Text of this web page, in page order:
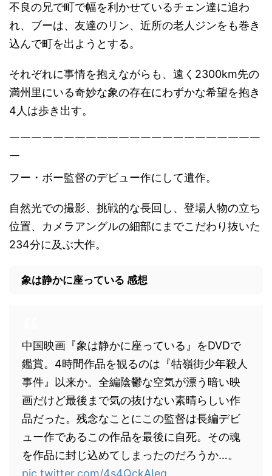
不良の兄で町で幅を利かせているチェン達に追わ
れ、ブーは、友達のリン、近所の老人ジンをも巻き
込んで町を出ようとする。
それぞれに事情を抱えながらも、遠く2300km先の
満州里にいる奇妙な象の存在にわずかな希望を抱き
4人は歩き出す。
￣￣￣￣￣￣￣￣￣￣￣￣￣￣￣￣￣￣￣￣￣￣￣
￣
フー・ボー監督のデビュー作にして遺作。
自然光での撮影、挑戦的な長回し、登場人物の立ち
位置、カメラアングルの細部にまでこだわり抜いた
234分に及ぶ大作。
象は静かに座っている 感想
中国映画『象は静かに座っている』をDVDで
鑑賞。4時間作品を観るのは『牯嶺街少年殺人
事件』以来か。全編陰鬱な空気が漂う暗い映
画だけど最後まで気の抜けない素晴らしい作
品だった。残念なことにこの監督は長編デビ
ュー作であるこの作品を最後に自死。その魂
を作品に封じ込めてしまったのだろうか…。
pic.twitter.com/4s4QckAIeq